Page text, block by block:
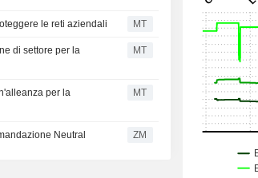
le reti aziendali MT
di settore per la MT
per la MT
Neutral ZM